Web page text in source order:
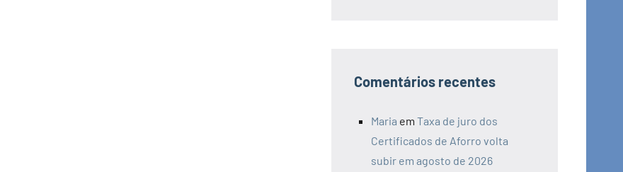
Comentários recentes
Maria em Taxa de juro dos
Certificados de Aforro volta
subir em agosto de 2026